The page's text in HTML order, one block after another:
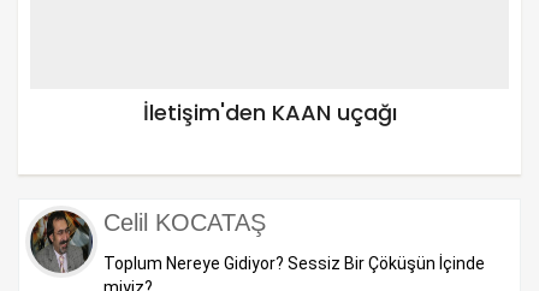
İletişim'den KAAN uçağı
Celil KOCATAŞ
Toplum Nereye Gidiyor? Sessiz Bir Çöküşün İçinde